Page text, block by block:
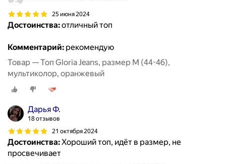
25 июня 2024
Достоинства:отличный топ
Комментарий: рекомендую
Товар — Топ Gloria Jeans, размер M (44-46),
мультиколор, оранжевый
Дарья Ф.
18 отзывов
21 октября 2024
Достоинства:Хороший топ, идёт в размер, не
просвечивает